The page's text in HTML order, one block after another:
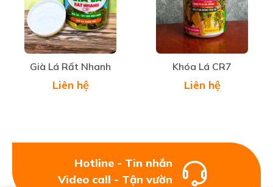
nghiệt với môi trường xung quanh.
- Năng suất và chất lượng nông sản cao, phù hợp
nông nghiệp hữu cơ.
LIỀU DÙNG
Có thể kết hợp với thuốc BVTV, Procombi...
Già Lá Rất Nhanh
Liên hệ
Khóa Lá CR7
Liên hệ
Hotline - Tin nhắn
Video call - Tận vườn